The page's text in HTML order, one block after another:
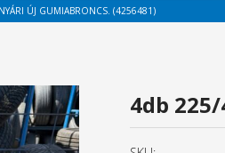
ÚJ GUMIABRONCS. (4256481)
4db